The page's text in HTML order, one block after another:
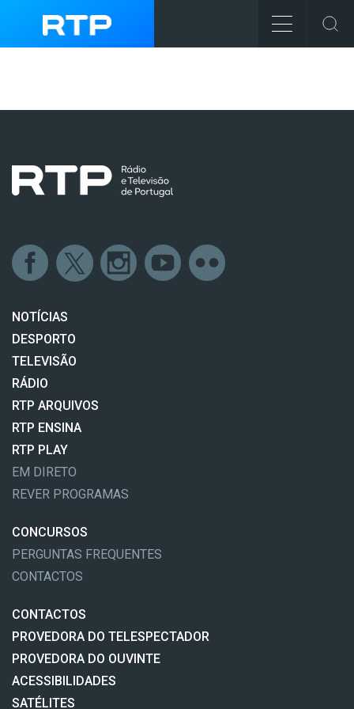
NOTÍCIAS
DESPORTO
TELEVISÃO
RÁDIO
RTP ARQUIVOS
RTP ENSINA
RTP PLAY
EM DIRETO
REVER PROGRAMAS
CONCURSOS
PERGUNTAS FREQUENTES
CONTACTOS
CONTACTOS
PROVEDORA DO TELESPECTADOR
PROVEDORA DO OUVINTE
ACESSIBILIDADES
SATÉLITES